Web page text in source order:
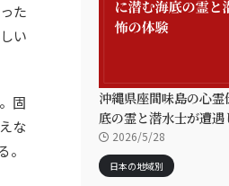
た
い
固
な
沖縄県座間味島の心
底の霊と潜水士が遭
2026/5/28
日本の地域別